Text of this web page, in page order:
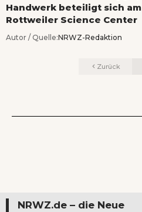
Handwerk beteiligt sich am
Rottweiler Science Center
Autor / Quelle:NRWZ-Redaktion
Zurück
NRWZ.de – die Neue